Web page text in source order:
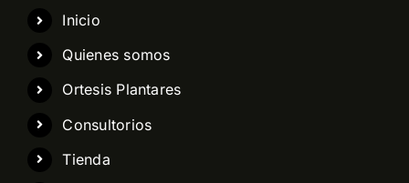
Inicio
Quienes somos
Ortesis Plantares
Consultorios
Tienda